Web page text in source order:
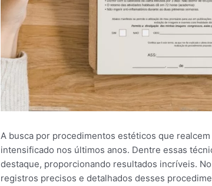
A busca por procedimentos estéticos que
intensificado nos últimos anos. Dentre essas
destaque, proporcionando resultados incríveis.
registros precisos e detalhados desses